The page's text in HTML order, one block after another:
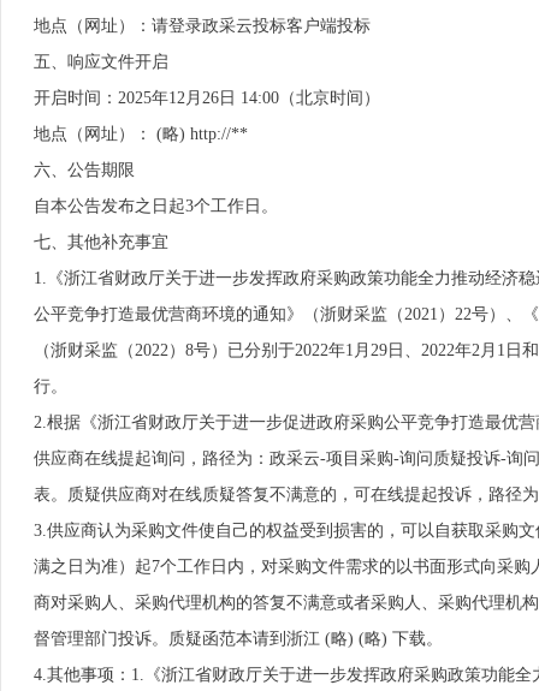
地点（网址）：请登录政采云投标客户端投标
五、响应文件开启
开启时间：2025年12月26日 14:00（北京时间）
地点（网址）： (略) http://**
六、公告期限
自本公告发布之日起3个工作日。
七、其他补充事宜
1.《浙江省财政厅关于进一步发挥政府采购政策功能全力推动经济
公平竞争打造最优营商环境的通知》（浙财采监（2021）22号）
（浙财采监（2022）8号）已分别于2022年1月29日、2022年2月1
行。
2.根据《浙江省财政厅关于进一步促进政府采购公平竞争打造最优
供应商在线提起询问，路径为：政采云-项目采购-询问质疑投诉-询
表。质疑供应商对在线质疑答复不满意的，可在线提起投诉，路径
3.供应商认为采购文件使自己的权益受到损害的，可以自获取采购
满之日为准）起7个工作日内，对采购文件需求的以书面形式向采
商对采购人、采购代理机构的答复不满意或者采购人、采购代理机
督管理部门投诉。质疑函范本请到浙江 (略) (略) 下载。
4.其他事项：1.《浙江省财政厅关于进一步发挥政府采购政策功能